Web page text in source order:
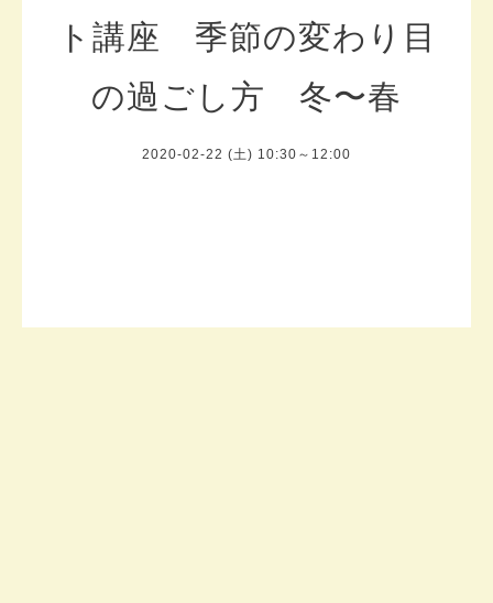
ト講座 季節の変わり目
の過ごし方 冬〜春
2020-02-22 (土) 10:30～12:00